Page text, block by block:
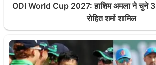
ODI World Cup 2027: हाशिम अमला ने चुने 3
रोहित शर्मा शामिल